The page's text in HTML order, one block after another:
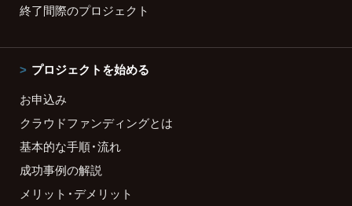
終了間際のプロジェクト
プロジェクトを始める
お申込み
クラウドファンディングとは
基本的な手順・流れ
成功事例の解説
メリット・デメリット